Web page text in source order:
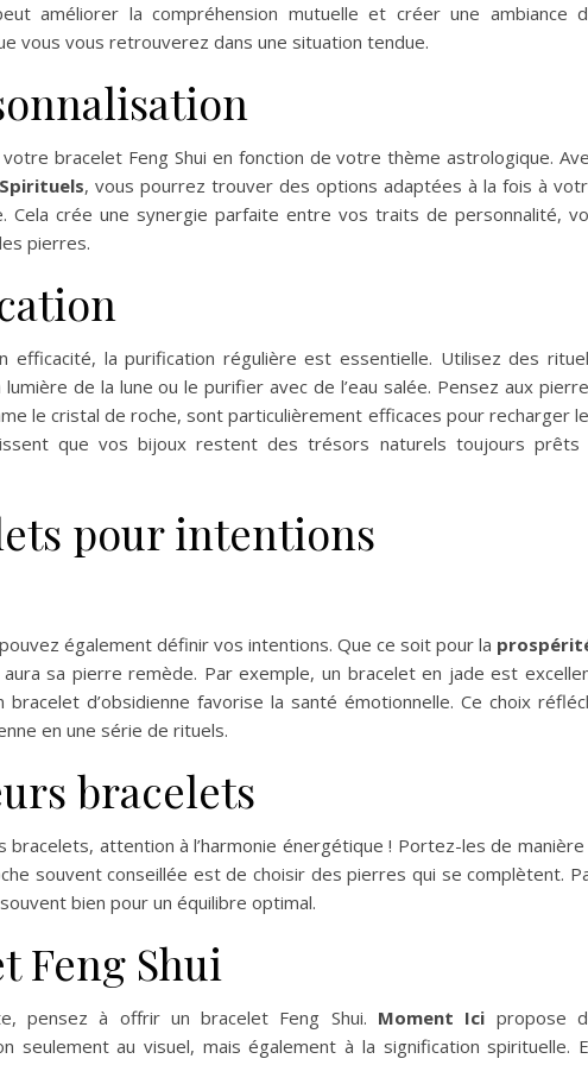
améliorer la compréhension mutuelle et créer une ambiance
vous vous retrouverez dans une situation tendue.
bracelet Feng Shui en fonction de votre thème astrologique.
, vous pourrez trouver des options adaptées à la fois à
Cela crée une synergie parfaite entre vos traits de personnalité,
pierres.
efficacité, la purification régulière est essentielle. Utilisez des
de la lune ou le purifier avec de l’eau salée. Pensez aux
le cristal de roche, sont particulièrement efficaces pour recharger
que vos bijoux restent des trésors naturels toujours prêts
pour intentions
également définir vos intentions. Que ce soit pour la
sa pierre remède. Par exemple, un bracelet en jade est
d’obsidienne favorise la santé émotionnelle. Ce choix
en une série de rituels.
bracelets
attention à l’harmonie énergétique ! Portez-les de manière
souvent conseillée est de choisir des pierres qui se complètent.
bien pour un équilibre optimal.
Feng Shui
pensez à offrir un bracelet Feng Shui. Moment Ici propose
seulement au visuel, mais également à la signification spirituelle.